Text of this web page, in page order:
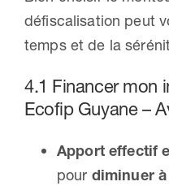
défiscalisation peut
temps et de la
4.1 Financer mon
Ecofip Guyane –
Apport effectif
pour diminuer